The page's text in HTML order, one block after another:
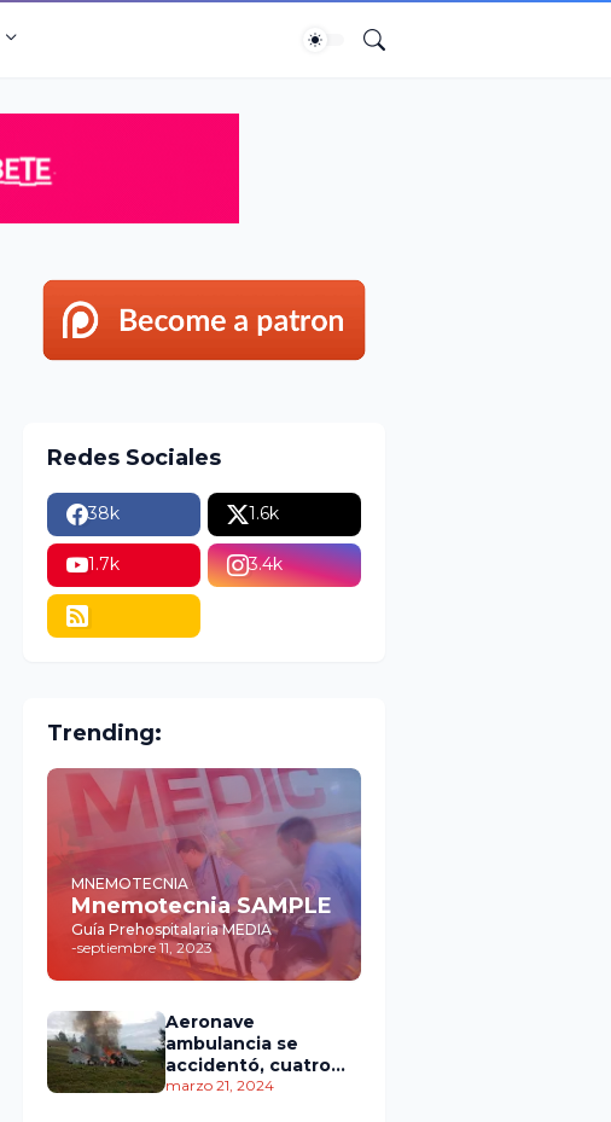
Redes Sociales
38k 1.6k
1.7k 3.4k
Trending:
MNEMOTECNIA
Mnemotecnia SAMPLE
Guía Prehospitalaria MEDIA
-septiembre 11, 2023
Aeronave
ambulancia se
accidentó, cuatro
personas murieron
marzo 21, 2024